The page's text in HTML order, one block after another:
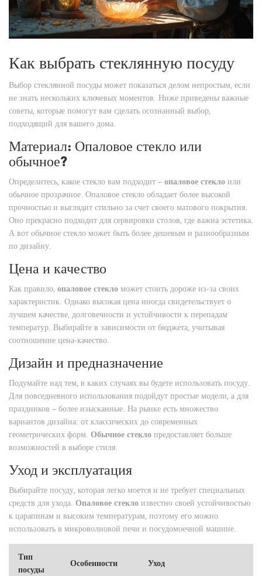
Как выбрать стеклянную посуду
Выбор стеклянной посуды может показаться делом непростым, если
не знать нескольких ключевых моментов. Ниже приведены важные
советы, которые помогут вам сделать осознанный выбор,
подходящий для вашего дома.
Материал: Опаловое стекло или
обычное?
Определитесь, какое стекло вам подходит – опаловое стекло или
обычное прозрачное. Опаловое стекло обладает более высокой
прочностью и выглядит стильно за счет своего матового покрытия.
Оно прекрасно подходит для сервировки столов, где важна эстетика.
А вот обычное стекло может быть более дешевым и разнообразным
по дизайну.
Цена и качество
Как правило, опаловое стекло может стоить дороже из-за своих
характеристик. Однако высокая цена иногда свидетельствует о
лучшем качестве, долговечности и устойчивости к перепадам
температур. Выбирайте в зависимости от бюджета, учитывая
соотношение цена-качество.
Дизайн и предназначение
Подумайте над тем, в каких случаях вы будете использовать посуду.
Для повседневного использования подойдут простые модели, а для
праздников – более изысканные. На рынке есть множество
вариантов дизайна: от классических до современных
геометрических форм. Обычное стекло предоставляет больше
возможностей в выборе стиля.
Уход и эксплуатация
Выбирайте посуду, которая легко моется и не требует специальных
средств для ухода. Опаловое стекло известно своей устойчивостью
к царапинам и высоким температурам, поэтому его можно
использовать в микроволновой печи и посудомоечной машине.
Тип
посуды
Особенности Уход